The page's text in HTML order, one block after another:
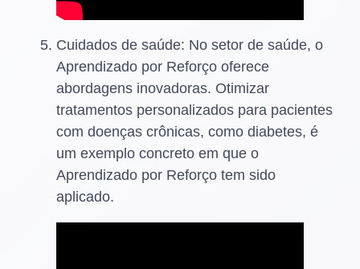
Cuidados de saúde: No setor de saúde, o
Aprendizado por Reforço oferece
abordagens inovadoras. Otimizar
tratamentos personalizados para pacientes
com doenças crônicas, como diabetes, é
um exemplo concreto em que o
Aprendizado por Reforço tem sido
aplicado.